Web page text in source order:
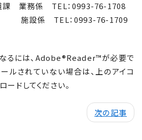
課 業務係 TEL：0993-76-1708
係 TEL：0993-76-1709
るには、Adobe®Reader™が必要で
ールされていない場合は、上のアイコ
ードしてください。
次の記事